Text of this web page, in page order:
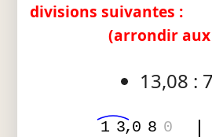
divisions suivantes :
(arrondir
13,08 :
1 3 0 8
, 0